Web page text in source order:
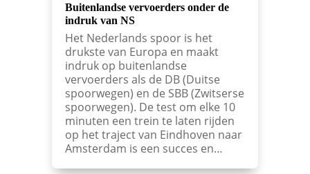
Buitenlandse vervoerders onder de
indruk van NS
Het Nederlands spoor is het
drukste van Europa en maakt
indruk op buitenlandse
vervoerders als de DB (Duitse
spoorwegen) en de SBB (Zwitserse
spoorwegen). De test om elke 10
minuten een trein te laten rijden
op het traject van Eindhoven naar
Amsterdam is een succes en…